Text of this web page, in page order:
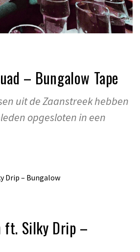
– Bungalow Tape
uit de Zaanstreek hebben
opgesloten in een
ft. Silky Drip –